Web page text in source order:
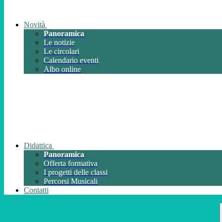
Novità
Panoramica
Le notizie
Le circolari
Calendario eventi
Albo online
Didattica
Panoramica
Offerta formativa
I progetti delle classi
Percorsi Musicali
Contatti